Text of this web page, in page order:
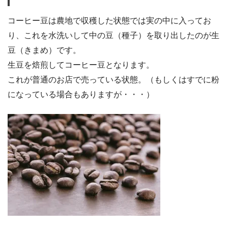
コーヒー豆は農地で収穫した状態では実の中に入ってお
り、これを水洗いして中の豆（種子）を取り出したのが生
豆（きまめ）です。
生豆を焙煎してコーヒー豆となります。
これが普通のお店で売っている状態。（もしくはすでに粉
になっている場合もありますが・・・）